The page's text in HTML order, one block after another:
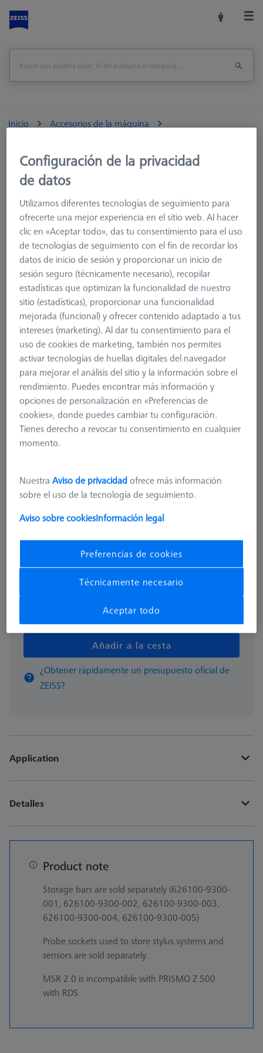
Inicio
Accesorios de la máquina
Racks de Sensores
MSR 2.0 Base Column Z600
visión de conjunto
MSR 2.0 Base Column Z600
626100-9300-600
872,00 € más el IVA
Disponible
Añadir a la cesta
¿Obtener rápidamente un presupuesto oficial de
ZEISS?
Application
Detalles
Product note
Storage bars are sold separately (626100-9300-
001, 626100-9300-002, 626100-9300-003,
626100-9300-004, 626100-9300-005)
Probe sockets used to store stylus systems and
sensors are sold separately.
MSR 2.0 is incompatible with PRISMO Z 500
with RDS
Configuración de la privacidad
de datos
Utilizamos diferentes tecnologías de seguimiento para
ofrecerte una mejor experiencia en el sitio web. Al hacer
clic en «Aceptar todo», das tu consentimiento para el uso
de tecnologías de seguimiento con el fin de recordar los
datos de inicio de sesión y proporcionar un inicio de
sesión seguro (técnicamente necesario), recopilar
estadísticas que optimizan la funcionalidad de nuestro
sitio (estadísticas), proporcionar una funcionalidad
mejorada (funcional) y ofrecer contenido adaptado a tus
intereses (marketing). Al dar tu consentimiento para el
uso de cookies de marketing, también nos permites
activar tecnologías de huellas digitales del navegador
para mejorar el análisis del sitio y la información sobre el
rendimiento. Puedes encontrar más información y
opciones de personalización en «Preferencias de
cookies», donde puedes cambiar tu configuración.
Tienes derecho a revocar tu consentimiento en cualquier
momento.
NuestraAviso de privacidadofrece más información
sobre el uso de la tecnología de seguimiento.
Aviso sobre cookiesInformación legal
Preferencias de cookies
Técnicamente necesario
Aceptar todo